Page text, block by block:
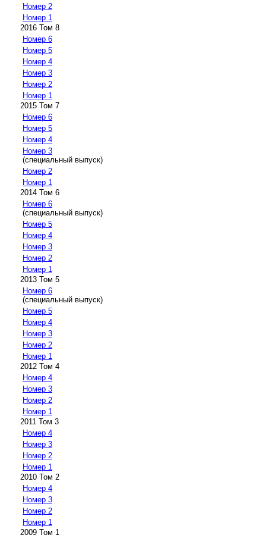
Номер 2
Номер 1
2016 Том 8
Номер 6
Номер 5
Номер 4
Номер 3
Номер 2
Номер 1
2015 Том 7
Номер 6
Номер 5
Номер 4
Номер 3
(специальный выпуск)
Номер 2
Номер 1
2014 Том 6
Номер 6
(специальный выпуск)
Номер 5
Номер 4
Номер 3
Номер 2
Номер 1
2013 Том 5
Номер 6
(специальный выпуск)
Номер 5
Номер 4
Номер 3
Номер 2
Номер 1
2012 Том 4
Номер 4
Номер 3
Номер 2
Номер 1
2011 Том 3
Номер 4
Номер 3
Номер 2
Номер 1
2010 Том 2
Номер 4
Номер 3
Номер 2
Номер 1
2009 Том 1